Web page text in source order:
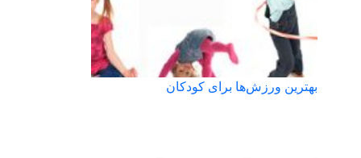
بهترین ورز‌ش‌ها برای کودکان